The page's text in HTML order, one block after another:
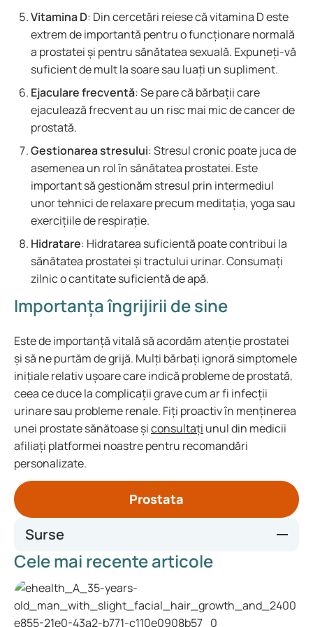
Vitamina D: Din cercetări reiese că vitamina D este
extrem de importantă pentru o funcționare normală
a prostatei și pentru sănătatea sexuală. Expuneți-vă
suficient de mult la soare sau luați un supliment.
Ejaculare frecventă: Se pare că bărbații care
ejaculează frecvent au un risc mai mic de cancer de
prostată.
Gestionarea stresului: Stresul cronic poate juca de
asemenea un rol în sănătatea prostatei. Este
important să gestionăm stresul prin intermediul
unor tehnici de relaxare precum meditația, yoga sau
exercițiile de respirație.
Hidratare: Hidratarea suficientă poate contribui la
sănătatea prostatei și tractului urinar. Consumați
zilnic o cantitate suficientă de apă.
Importanța îngrijirii de sine
Este de importanță vitală să acordăm atenție prostatei
și să ne purtăm de grijă. Mulți bărbați ignoră simptomele
inițiale relativ ușoare care indică probleme de prostată,
ceea ce duce la complicații grave cum ar fi infecții
urinare sau probleme renale. Fiți proactiv în menținerea
unei prostate sănătoase șiconsultați unul din medicii
afiliați platformei noastre pentru recomandări
personalizate.
Prostata
Surse
https://www.kanker.nl/kankersoorten/prostaatkanker/alge
meen/informatie-over-de-
prostaat#:~:text=De%20prostaat%20is%20een%20klie
r,maakt%20prostaatvloeistof%20(zaadvocht)%20aan
Cele mai recente articole